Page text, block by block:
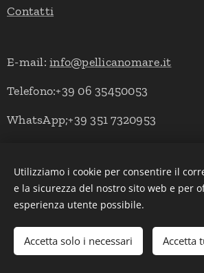
Contatti
E-mail:info@pellicanomare.it
Telefono:+39 06 35450053
WhatsApp;+39 351 7320953
Powered by Pellicano Mare
Lingue
Italiano
English
Utilizziamo i cookie per consentire il
e la sicurezza del nostro sito web e per
esperienza utente possibile.
Accetta solo i necessari Accetta